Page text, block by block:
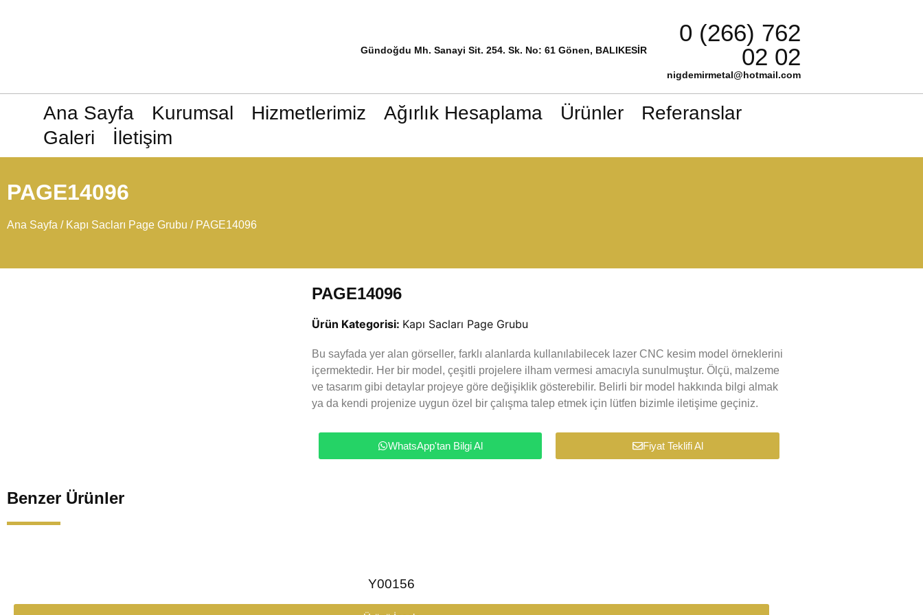
Gündoğdu Mh. Sanayi Sit. 254. Sk. No: 61 Gönen, BALIKESİR
0 (266) 762
02 02
nigdemirmetal@hotmail.com
Ana Sayfa Kurumsal Hizmetlerimiz Ağırlık Hesaplama Ürünler
Referanslar
Galeri
İletişim
PAGE14096
Ana Sayfa / Kapı Sacları Page Grubu / PAGE14096
PAGE14096
Ürün Kategorisi: Kapı Sacları Page Grubu
Bu sayfada yer alan görseller, farklı alanlarda kullanılabilecek lazer CNC kesim model örneklerini
içermektedir. Her bir model, çeşitli projelere ilham vermesi amacıyla sunulmuştur. Ölçü, malzeme
ve tasarım gibi detaylar projeye göre değişiklik gösterebilir. Belirli bir model hakkında bilgi almak
ya da kendi projenize uygun özel bir çalışma talep etmek için lütfen bizimle iletişime geçiniz.
WhatsApp'tan Bilgi Al Fiyat Teklifi Al
Benzer Ürünler
Y00156